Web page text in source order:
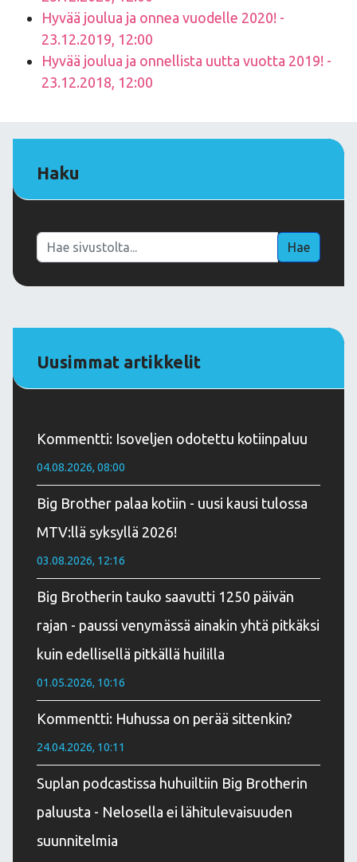
Hyvää joulua ja onnea vuodelle 2020! -
23.12.2019, 12:00
Hyvää joulua ja onnellista uutta vuotta 2019! -
23.12.2018, 12:00
Haku
Haku Hae
Uusimmat artikkelit
Kommentti: Isoveljen odotettu kotiinpaluu
04.08.2026, 08:00
Big Brother palaa kotiin - uusi kausi tulossa
MTV:llä syksyllä 2026!
03.08.2026, 12:16
Big Brotherin tauko saavutti 1250 päivän
rajan - paussi venymässä ainakin yhtä pitkäksi
kuin edellisellä pitkällä huililla
01.05.2026, 10:16
Kommentti: Huhussa on perää sittenkin?
24.04.2026, 10:11
Suplan podcastissa huhuiltiin Big Brotherin
paluusta - Nelosella ei lähitulevaisuuden
suunnitelmia